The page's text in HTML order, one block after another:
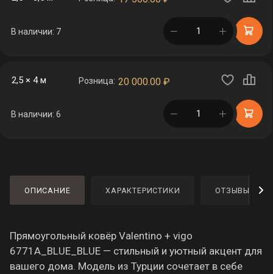
В наличии: 7 в корзине
2,5 × 4 м Розница: 20 000.00 ₽
В наличии: 6 в корзине
ОПИСАНИЕ ХАРАКТЕРИСТИКИ ОТЗЫВЫ
Прямоугольный ковёр Valentino + vigo
6771A_BLUE_BLUE — стильный и уютный акцент для
вашего дома. Модель из Турции сочетает в себе